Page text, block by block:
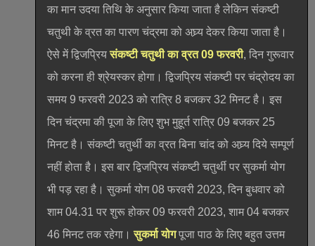
का मान उदया तिथि के अनुसार किया जाता है लेकिन संकष्टी
चतुथी के व्रत का पारण चंद्रमा को अघ्र्य देकर किया जाता है।
ऐसे में द्विजप्रियसंकष्टी चतुथी का व्रत 09 फरवरी, दिन गुरूवार
को करना ही श्रेयस्कर होगा। द्विजप्रिय संकष्टी पर चंद्रोदय का
समय 9 फरवरी 2023 को रात्रि 8 बजकर 32 मिनट है। इस
दिन चंद्रमा की पूजा के लिए शुभ मुहूर्त रात्रि 09 बजकर 25
मिनट है। संकष्टी चतुर्थी का व्रत बिना चांद को अघ्र्य दिये सम्पूर्ण
नहीं होता है। इस बार द्विजप्रिय संकष्टी चतुर्थी पर सुकर्मा योग
भी पड़ रहा है। सुकर्मा योग 08 फरवरी 2023, दिन बुधवार को
शाम 04.31 पर शुरू होकर 09 फरवरी 2023, शाम 04 बजकर
46 मिनट तक रहेगा।सुकर्मा योगपूजा पाठ के लिए बहुत उत्तम